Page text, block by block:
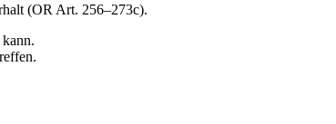
(OR Art. 256–273c).